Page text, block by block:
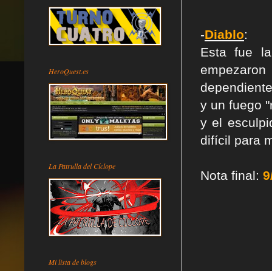
-Diablo:
Esta fue
y un fuego
y el
difícil para
Nota final:
HeroQuest.es
La Patrulla del Cíclope
Mi lista de blogs